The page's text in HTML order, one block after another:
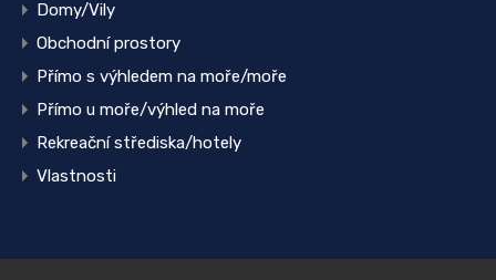
Domy/Vily
Obchodní prostory
Přímo s výhledem na moře/moře
Přímo u moře/výhled na moře
Rekreační střediska/hotely
Vlastnosti